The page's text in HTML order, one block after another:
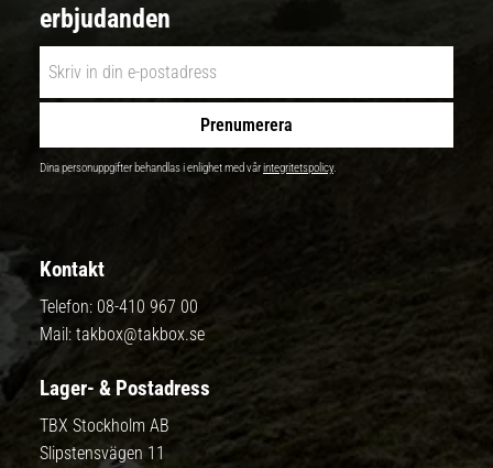
erbjudanden
Prenumerera
Dina personuppgifter behandlas i enlighet med vårintegritetspolicy.
Kontakt
Telefon: 08-410 967 00
Mail: takbox@takbox.se
Lager- & Postadress
TBX Stockholm AB
Slipstensvägen 11